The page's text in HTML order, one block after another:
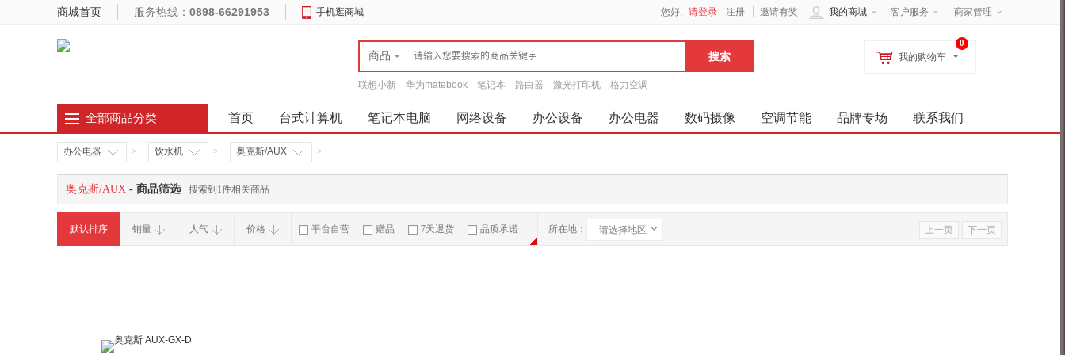
商城首页 服务热线： 0898-66291953 手机逛商城 客户服务 商家管理
我的商城
您好, 请登录 注册 邀请有奖
商品
联想小新 华为matebook 笔记本 路由器 激光打印机 格力空调
0
我的购物车
全部商品分类 首页 台式计算机 笔记本电脑 网络设备 办公设备 办公电器 数码摄像 空调节能 品牌专场 联系我们
办公电器 > 饮水机 > 奥克斯/AUX >
奥克斯/AUX - 商品筛选 搜索到1件相关商品
上一页 下一页
默认排序 销量 人气 价格 平台自营 赠品 7天退货 品质承诺 所在地： 请选择地区